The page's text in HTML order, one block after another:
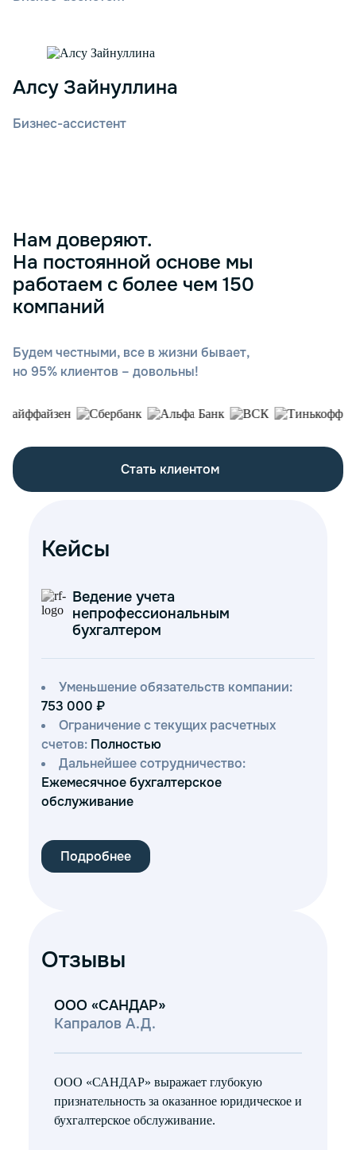
Алсу Зайнуллина
Бизнес-ассистент
Будем честными, все в жизни бывает,
но 95% клиентов – довольны!
Нам доверяют.
На постоянной основе мы
работаем с более чем 150
компаний
Стать клиентом
Кейсы
Ведение учета
непрофессиональным
бухгалтером
Уменьшение обязательств компании:
753 000 ₽
Ограничение с текущих расчетных
счетов: Полностью
Дальнейшее сотрудничество:
Ежемесячное бухгалтерское
обслуживание
Подробнее
Отзывы
ООО «САНДАР»
Капралов А.Д.
ООО «САНДАР» выражает глубокую
признательность за оказанное юридическое и
бухгалтерское обслуживание.